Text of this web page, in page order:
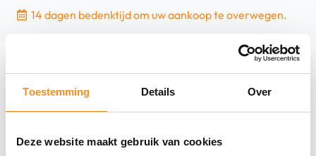
Toestemming Details Over
Deze website maakt gebruik van cookies
14 dagen bedenktijd om uw aankoop te overwegen.
Merk